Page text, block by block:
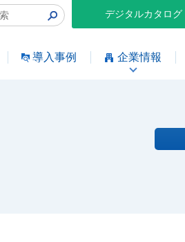
デジタルカタログ
導入事例 企業情報